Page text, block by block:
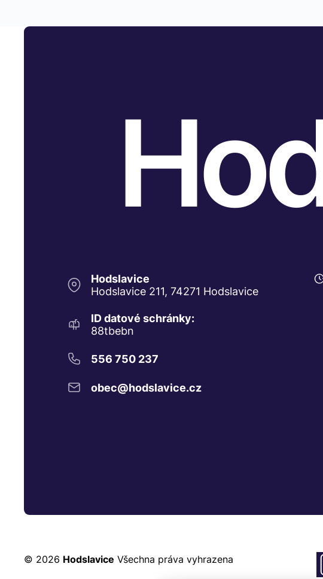
Hodslavice
Hodslavice 211, 74271 Hodslavice
ID datové schránky:
88tbebn
556 750 237
obec@hodslavice.cz
© 2026 Hodslavice Všechna práva vyhrazena